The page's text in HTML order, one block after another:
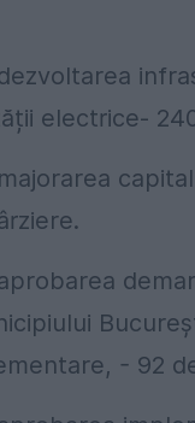
electrice-
- 92